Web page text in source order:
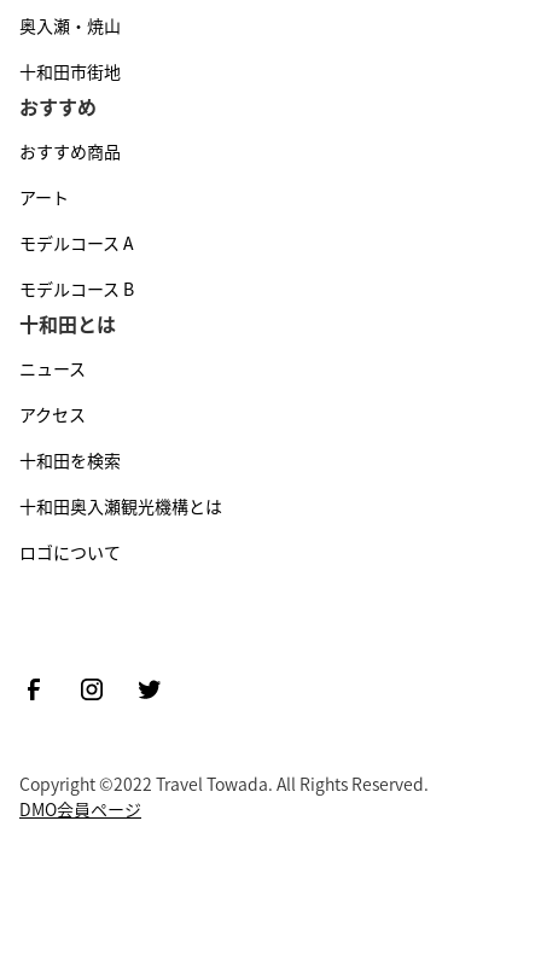
奥入瀬・焼山
十和田市街地
おすすめ
おすすめ商品
アート
モデルコース A
モデルコース B
十和田とは
ニュース
アクセス
十和田を検索
十和田奥入瀬観光機構とは
ロゴについて
Copyright ©2022 Travel Towada. All Rights Reserved.
DMO会員ページ